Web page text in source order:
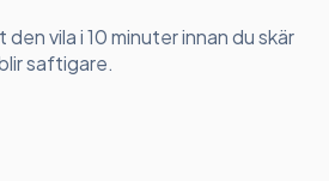
vila i 10 minuter innan du skär
saftigare.